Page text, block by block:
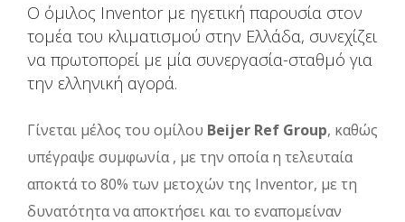
Ο όμιλος Inventor με ηγετική παρουσία στον
τομέα του κλιματισμού στην Ελλάδα, συνεχίζει
να πρωτοπορεί με μία συνεργασία-σταθμό για
την ελληνική αγορά.
Γίνεται μέλος του ομίλου Beijer Ref Group, καθώς
υπέγραψε συμφωνία , με την οποία η τελευταία
αποκτά το 80% των μετοχών της Inventor, με τη
δυνατότητα να αποκτήσει και το εναπομείναν